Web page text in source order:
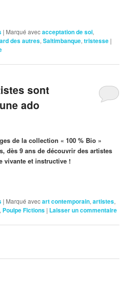
| Marqué avecacceptation de soi,
des autres,Saltimbanque,tristesse |
sont
ado
de la collection « 100 % Bio »
dès 9 ans de découvrir des artistes
vivante et instructive !
| Marqué avecart contemporain,artistes,
, Poulpe Fictions | Laisser un commentaire